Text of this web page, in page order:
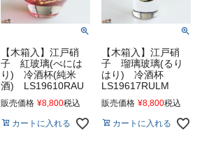
【木箱入】江戸硝
子 紅玻璃(べには
り) 冷酒杯(純米
酒) LS19610RAU
販売価格 ¥8,800税込
カートに入れる
【木箱入】江戸硝
子 瑠璃玻璃(るり
はり) 冷酒杯
LS19617RULM
販売価格 ¥8,800税込
カートに入れる